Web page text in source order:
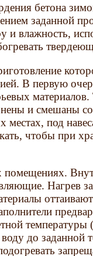
бетона
заданной
влажность,
В первую
и смешаны
под
чтобы при
Нагрев
температуры
до заданной